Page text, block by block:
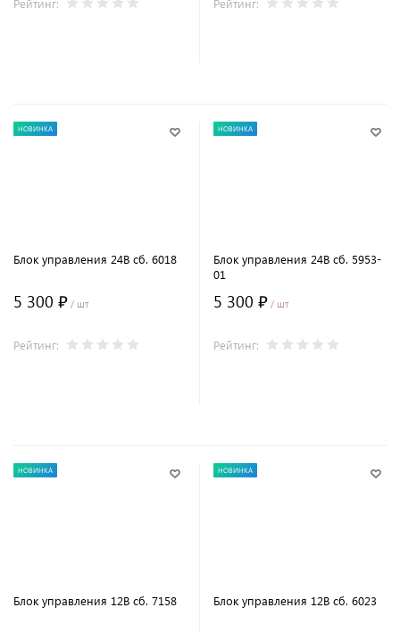
НОВИНКА
Блок управления 24В сб. 6018
5 300 ₽ / шт
Рейтинг:
НОВИНКА
Блок управления 24В сб. 5953-
01
5 300 ₽ / шт
Рейтинг:
НОВИНКА
Блок управления 12В сб. 7158
НОВИНКА
Блок управления 12В сб. 6023